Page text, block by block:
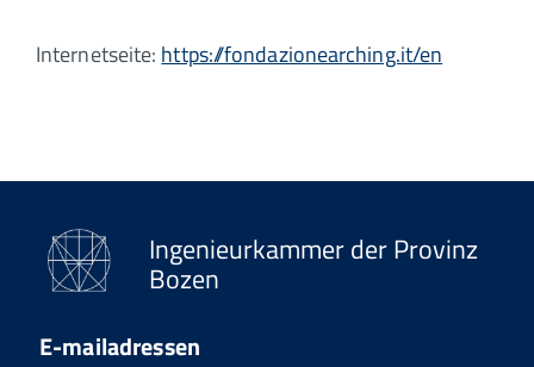
Internetseite: https://fondazionearching.it/en
Ingenieurkammer der Provinz
Bozen
E-mailadressen